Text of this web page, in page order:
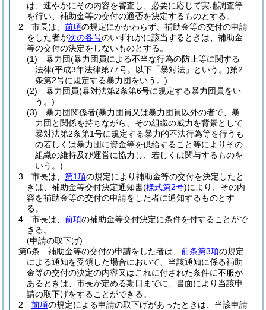
は、速やかにその内容を審査し、必要に応じて実地調査等
を行い、補助金等の交付の適否を決定するものとする。
2
市長は、 前項の規定にかかわらず、補助金等の交付の申請
をした者が次の各号のいずれかに該当するときは、補助金
等の交付の決定をしないものとする。
(1)
暴力団(暴力団員による不当な行為の防止等に関する
法律(平成3年法律第77号。以下「暴対法」という。)第2
条第2号に規定する暴力団をいう。)
(2)
暴力団員(暴対法第2条第6号に規定する暴力団員をい
う。)
(3)
暴力団関係者(暴力団員又は暴力団員以外の者で、暴
力団と関係を持ちながら、その組織の威力を背景として
暴対法第2条第1号に規定する暴力的不法行為等を行うも
の若しくは暴力団に資金等を供給すること等によりその
組織の維持及び運営に協力し、若しくは関与するものを
いう。)
3
市長は、 第1項の規定により補助金等の交付を決定したと
きは、補助金等交付決定通知書(様式第2号)により、その内
容を補助金等の交付の申請をした者に通知するものとす
る。
4
市長は、 前項の補助金等交付決定に条件を付することがで
きる。
(申請の取下げ)
第6条
補助金等の交付の申請をした者は、 前条第3項の規定
による通知を受領した場合において、当該通知に係る補助
金等の交付の決定の内容又はこれに付された条件に不服が
あるときは、市長が定める期日までに、書面により当該申
請の取下げをすることができる。
2
前項の規定による申請の取下げがあったときは、当該申請